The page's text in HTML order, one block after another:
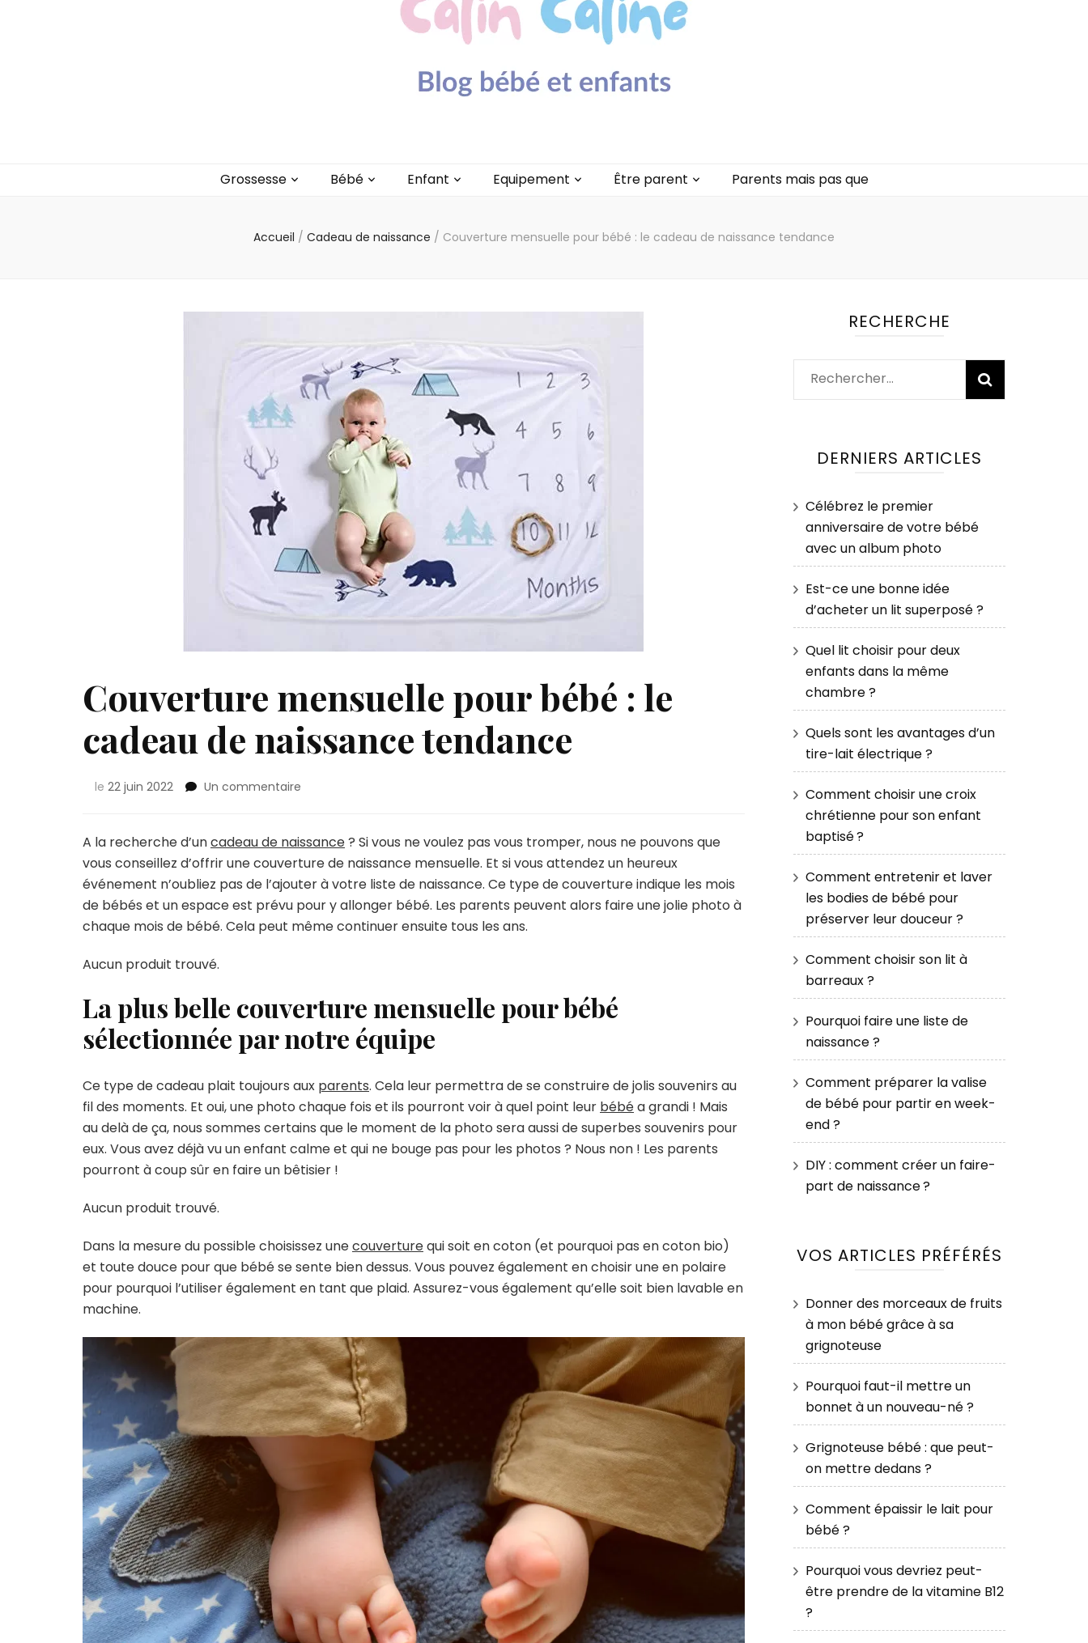
Grossesse Bébé Enfant Equipement Être parent Parents mais pas que
Accueil / Cadeau de naissance / Couverture mensuelle pour bébé : le cadeau de naissance tendance
Couverture mensuelle pour bébé : le
cadeau de naissance tendance
le 22 juin 2022 Un commentaire
pour
:
le
cadeau
de
A la recherche d’uncadeau de naissance? Si vous ne voulez pas vous tromper, nous ne pouvons que
vous conseillez d’offrir une couverture de naissance mensuelle. Et si vous attendez un heureux
événement n’oubliez pas de l’ajouter à votre liste de naissance. Ce type de couverture indique les mois
de bébés et un espace est prévu pour y allonger bébé. Les parents peuvent alors faire une jolie photo à
chaque mois de bébé. Cela peut même continuer ensuite tous les ans.
Aucun produit trouvé.
La plus belle couverture mensuelle pour bébé
sélectionnée par notre équipe
Ce type de cadeau plait toujours aux parents. Cela leur permettra de se construire de jolis souvenirs au
fil des moments. Et oui, une photo chaque fois et ils pourront voir à quel point leur bébéa grandi ! Mais
au delà de ça, nous sommes certains que le moment de la photo sera aussi de superbes souvenirs pour
eux. Vous avez déjà vu un enfant calme et qui ne bouge pas pour les photos ? Nous non ! Les parents
pourront à coup sûr en faire un bêtisier !
Aucun produit trouvé.
Dans la mesure du possible choisissez unecouverturequi soit en coton (et pourquoi pas en coton bio)
et toute douce pour que bébé se sente bien dessus. Vous pouvez également en choisir une en polaire
pour pourquoi l’utiliser également en tant que plaid. Assurez-vous également qu’elle soit bien lavable en
machine.
RECHERCHE
Rechercher :
DERNIERS ARTICLES
Célébrez le premier
anniversaire de votre bébé
avec un album photo
Est-ce une bonne idée
d’acheter un lit superposé ?
Quel lit choisir pour deux
enfants dans la même
chambre ?
Quels sont les avantages d’un
tire-lait électrique ?
Comment choisir une croix
chrétienne pour son enfant
baptisé ?
Comment entretenir et laver
les bodies de bébé pour
préserver leur douceur ?
Comment choisir son lit à
barreaux ?
Pourquoi faire une liste de
naissance ?
Comment préparer la valise
de bébé pour partir en week-
end ?
DIY : comment créer un faire-
part de naissance ?
VOS ARTICLES PRÉFÉRÉS
Donner des morceaux de fruits
à mon bébé grâce à sa
grignoteuse
Pourquoi faut-il mettre un
bonnet à un nouveau-né ?
Grignoteuse bébé : que peut-
on mettre dedans ?
Comment épaissir le lait pour
bébé ?
Pourquoi vous devriez peut-
être prendre de la vitamine B12
?